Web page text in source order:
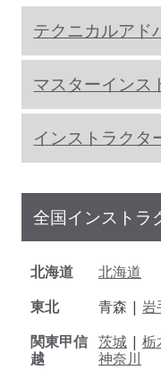
テクニカルアド
マスターインス
インストラクタ
全国インストラ
北海道
北海道
東北
青森 | 岩
関東甲信
越
茨城 | 栃
神奈川